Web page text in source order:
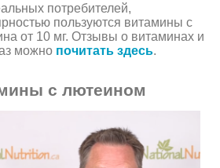
потребителей,
пользуются витамины с
от 10 мг. Отзывы о витаминах и
можно почитать здесь.
с лютеином